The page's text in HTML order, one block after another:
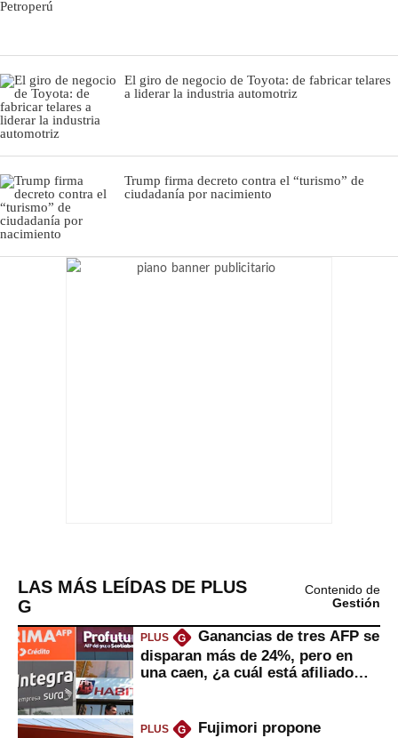
El giro de negocio de Toyota: de fabricar telares
a liderar la industria automotriz
Trump firma decreto contra el “turismo” de
ciudadanía por nacimiento
LAS MÁS LEÍDAS DE PLUS
G
Contenido de
Gestión
PLUS G
Ganancias de tres AFP se
disparan más de 24%, pero en
una caen, ¿a cuál está afiliado
PLUS G
Fujimori propone